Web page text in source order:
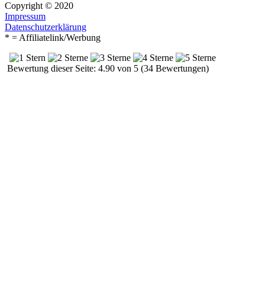
Copyright © 2020
Impressum
Datenschutzerklärung
* = Affiliatelink/Werbung
Bewertung dieser Seite: 4.90 von 5 (34 Bewertungen)